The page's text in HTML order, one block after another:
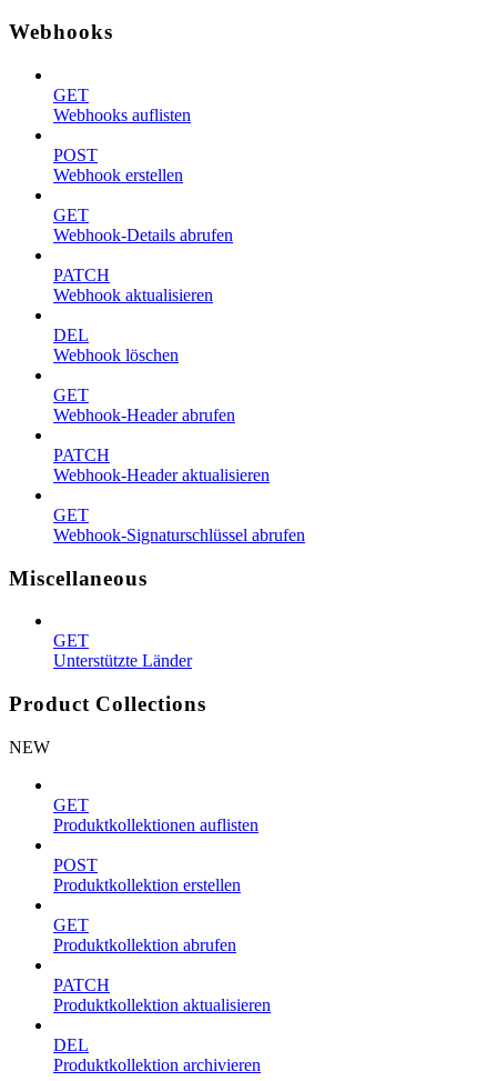
Webhooks
GET
Webhooks auflisten
POST
Webhook erstellen
GET
Webhook-Details abrufen
PATCH
Webhook aktualisieren
DEL
Webhook löschen
GET
Webhook-Header abrufen
PATCH
Webhook-Header aktualisieren
GET
Webhook-Signaturschlüssel abrufen
Miscellaneous
GET
Unterstützte Länder
Product Collections
NEW
GET
Produktkollektionen auflisten
POST
Produktkollektion erstellen
GET
Produktkollektion abrufen
PATCH
Produktkollektion aktualisieren
DEL
Produktkollektion archivieren